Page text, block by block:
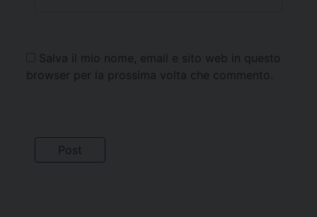
Salva il mio nome, email e sito web in questo
browser per la prossima volta che commento.